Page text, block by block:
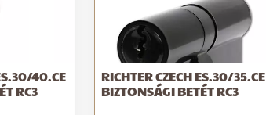
40.CE
RC3
RICHTER CZECH ES.30/35.CE
BIZTONSÁGI BETÉT RC3